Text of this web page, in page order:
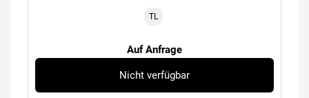
TL
Auf Anfrage
Nicht verfügbar